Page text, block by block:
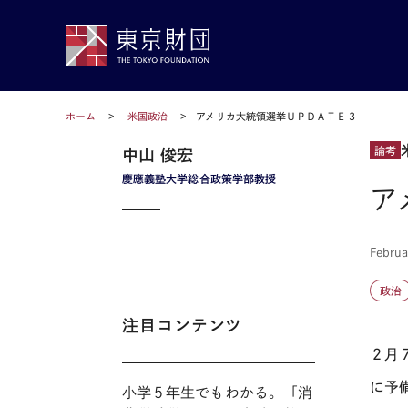
ホーム 米国政治 アメリカ大統領選挙ＵＰＤＡＴＥ３
論考
ア
政治
２月
に予
慶應義塾大学総合政策学部教授
中山 俊宏
注目コンテンツ
小学５年生でもわかる。「消